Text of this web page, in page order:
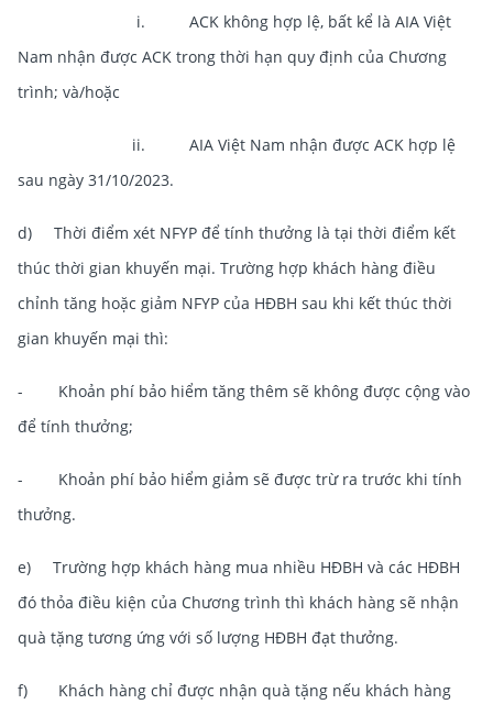
i. ACK không hợp lệ, bất kể là AIA Việt
Nam nhận được ACK trong thời hạn quy định của Chương
trình; và/hoặc
ii. AIA Việt Nam nhận được ACK hợp lệ
sau ngày 31/10/2023.
d) Thời điểm xét NFYP để tính thưởng là tại thời điểm kết
thúc thời gian khuyến mại. Trường hợp khách hàng điều
chỉnh tăng hoặc giảm NFYP của HĐBH sau khi kết thúc thời
gian khuyến mại thì:
- Khoản phí bảo hiểm tăng thêm sẽ không được cộng vào
để tính thưởng;
- Khoản phí bảo hiểm giảm sẽ được trừ ra trước khi tính
thưởng.
e) Trường hợp khách hàng mua nhiều HĐBH và các HĐBH
đó thỏa điều kiện của Chương trình thì khách hàng sẽ nhận
quà tặng tương ứng với số lượng HĐBH đạt thưởng.
f) Khách hàng chỉ được nhận quà tặng nếu khách hàng